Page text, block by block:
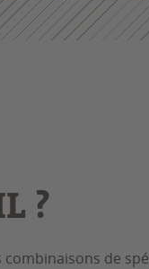
?
combinaisons de